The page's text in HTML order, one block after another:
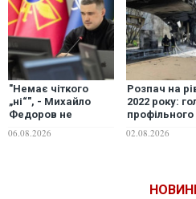
"Немає чіткого
„ні“", - Михайло
Федоров не
відкидає
повернення на
06.08.2026
Розпач на
2022 року:
профільного
комітету ВР
збитки
02.08.2026